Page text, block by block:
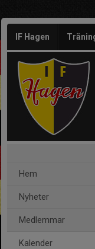
IF Hagen
Hem
Nyheter
Medlemmar
Kalender